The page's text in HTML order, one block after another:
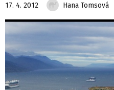
17. 4. 2012 Hana Tomsová